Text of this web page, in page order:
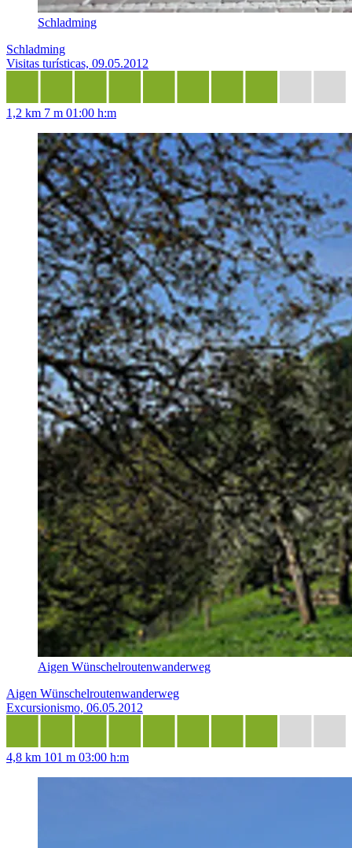
Schladming
Schladming
Visitas turísticas, 09.05.2012
1,2 km 7 m 01:00 h:m
Aigen Wünschelroutenwanderweg
Aigen Wünschelroutenwanderweg
Excursionismo, 06.05.2012
4,8 km 101 m 03:00 h:m